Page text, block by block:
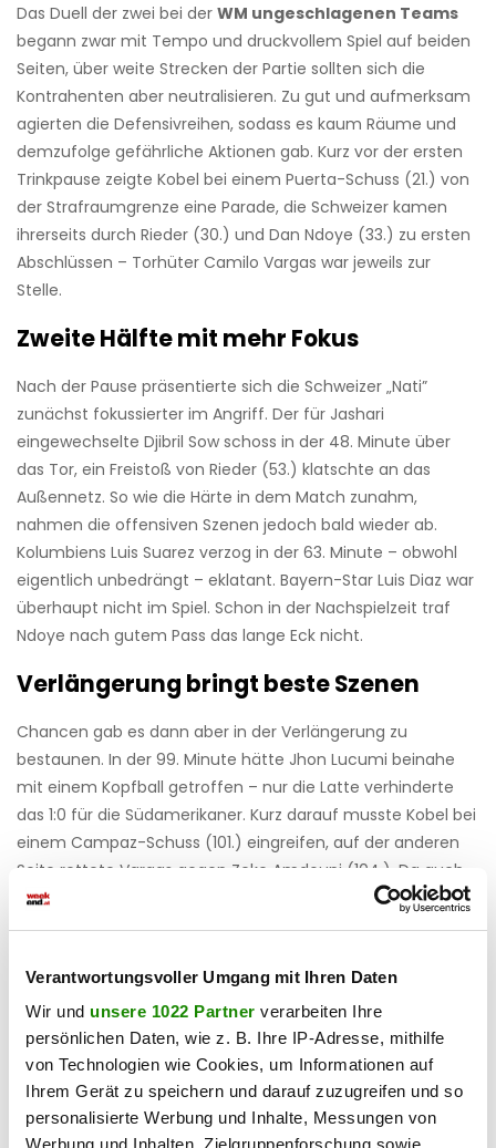
Verantwortungsvoller Umgang mit Ihren Daten
Wir und unsere 1022 Partner verarbeiten Ihre
persönlichen Daten, wie z. B. Ihre IP-Adresse, mithilfe
von Technologien wie Cookies, um Informationen auf
Ihrem Gerät zu speichern und darauf zuzugreifen und so
personalisierte Werbung und Inhalte, Messungen von
Werbung und Inhalten, Zielgruppenforschung sowie
Das Duell der zwei bei der WM ungeschlagenen Teams
begann zwar mit Tempo und druckvollem Spiel auf beiden
Seiten, über weite Strecken der Partie sollten sich die
Kontrahenten aber neutralisieren. Zu gut und aufmerksam
agierten die Defensivreihen, sodass es kaum Räume und
demzufolge gefährliche Aktionen gab. Kurz vor der ersten
Trinkpause zeigte Kobel bei einem Puerta-Schuss (21.) von
der Strafraumgrenze eine Parade, die Schweizer kamen
ihrerseits durch Rieder (30.) und Dan Ndoye (33.) zu ersten
Abschlüssen – Torhüter Camilo Vargas war jeweils zur
Stelle.
Zweite Hälfte mit mehr Fokus
Nach der Pause präsentierte sich die Schweizer „Nati”
zunächst fokussierter im Angriff. Der für Jashari
eingewechselte Djibril Sow schoss in der 48. Minute über
das Tor, ein Freistoß von Rieder (53.) klatschte an das
Außennetz. So wie die Härte in dem Match zunahm,
nahmen die offensiven Szenen jedoch bald wieder ab.
Kolumbiens Luis Suarez verzog in der 63. Minute – obwohl
eigentlich unbedrängt – eklatant. Bayern-Star Luis Diaz war
überhaupt nicht im Spiel. Schon in der Nachspielzeit traf
Ndoye nach gutem Pass das lange Eck nicht.
Verlängerung bringt beste Szenen
Chancen gab es dann aber in der Verlängerung zu
bestaunen. In der 99. Minute hätte Jhon Lucumi beinahe
mit einem Kopfball getroffen – nur die Latte verhinderte
das 1:0 für die Südamerikaner. Kurz darauf musste Kobel bei
einem Campaz-Schuss (101.) eingreifen, auf der anderen
Seite rettete Vargas gegen Zeke Amdouni (104.). Da auch
Granit Xhaka (114.) und Jaminton Campaz (115.) verfehlten,
ging es nach 120 Minuten insElfmeterschießen, das
Haben Sie einen Fehler gefunden?Schicken Sie uns Ihr
Feedback zu diesem Artikel.
teilen